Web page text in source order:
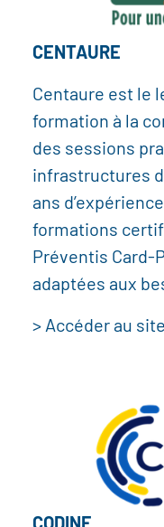
CENTAURE
Centaure est le
formation à la
des sessions
infrastructures
ans
formations
Préventis Card-
adaptées aux
> Accéder au site